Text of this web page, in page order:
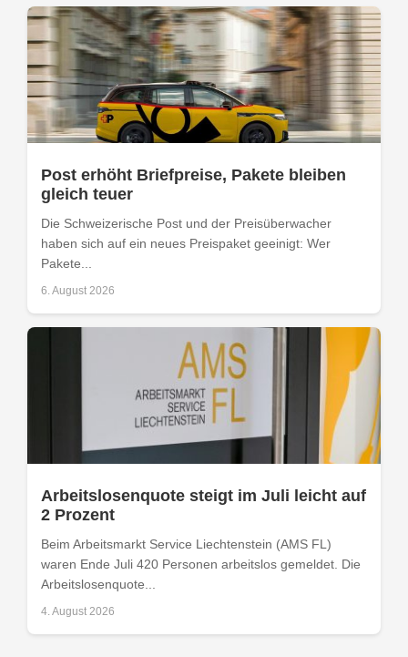
Post erhöht Briefpreise, Pakete bleiben
gleich teuer
Die Schweizerische Post und der Preisüberwacher
haben sich auf ein neues Preispaket geeinigt: Wer
Pakete...
6. August 2026
Arbeitslosenquote steigt im Juli leicht auf
2 Prozent
Beim Arbeitsmarkt Service Liechtenstein (AMS FL)
waren Ende Juli 420 Personen arbeitslos gemeldet. Die
Arbeitslosenquote...
4. August 2026